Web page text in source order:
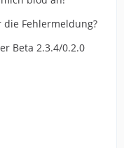
Fehlermeldung?
Beta 2.3.4/0.2.0